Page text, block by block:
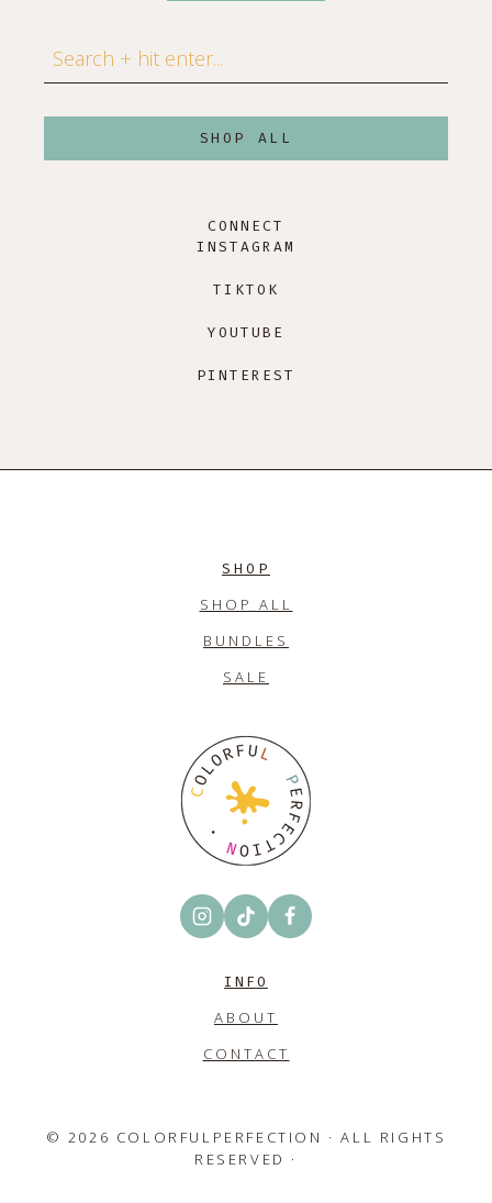
Search
SHOP ALL
CONNECT
INSTAGRAM
TIKTOK
YOUTUBE
PINTEREST
SHOP
SHOP ALL
BUNDLES
SALE
INFO
ABOUT
CONTACT
© 2026 COLORFULPERFECTION · ALL RIGHTS
RESERVED ·